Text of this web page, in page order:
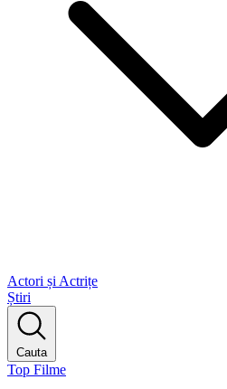
Actori și Actrițe
Știri
Cauta
Top Filme